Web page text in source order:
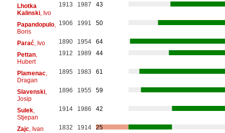
Lhotka
Kalinski, Ivo
1913 1987 43
Papandopulo,
Boris
1906 1991 50
Parać, Ivo 1890 1954
64
Pettan,
Hubert
1912 1989 44
Plamenac,
Dragan
1895 1983 61
Slavenski,
Josip
1896 1955 59
Sulek,
Stjepan
1914 1986 42
Zajc, Ivan 1832 1914 25